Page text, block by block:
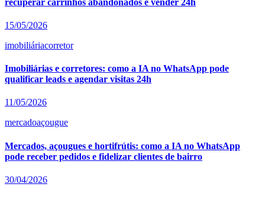
15/05/2026
imobiliáriacorretor
Imobiliárias e corretores: como a IA no WhatsApp pode
qualificar leads e agendar visitas 24h
11/05/2026
mercadoaçougue
Mercados, açougues e hortifrútis: como a IA no WhatsApp
pode receber pedidos e fidelizar clientes de bairro
30/04/2026